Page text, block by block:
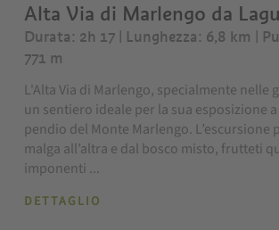
Alta Via di Marlengo da
Durata: 2h 17 | Lunghezza: 6,8 km |
771 m
L'Alta Via di Marlengo, specialmente nelle
un sentiero ideale per la sua esposizione
pendio del Monte Marlengo. L’escursione
malga all’altra e dal bosco misto, frutteti
imponenti ...
DETTAGLIO